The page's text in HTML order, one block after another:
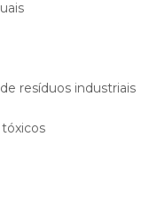
resíduos industriais